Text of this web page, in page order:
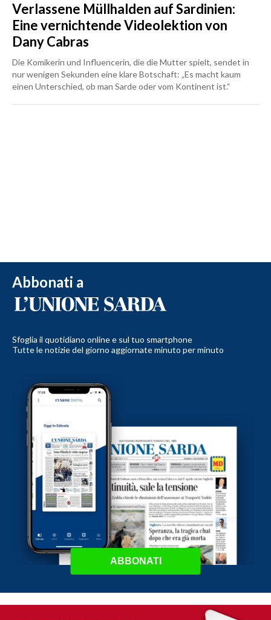
Verlassene Müllhalden auf Sardinien:
Eine vernichtende Videolektion von
Dany Cabras
Die Komikerin und Influencerin, die die Mutter spielt, sendet in
nur wenigen Sekunden eine klare Botschaft: „Es macht kaum
einen Unterschied, ob man Sarde oder vom Kontinent ist.“
Abbonati a
Sfoglia il quotidiano online e sul tuo smartphone
Tutte le notizie del giorno aggiornate minuto per minuto
ABBONATI